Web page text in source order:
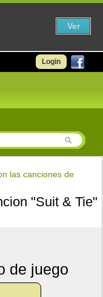
Login
las canciones de
"Suit & Tie"
de juego
Ver